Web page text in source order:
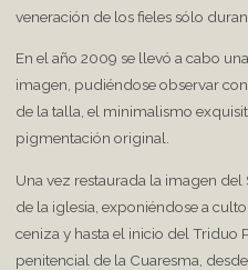
veneración de los fieles sólo
En el año 2009 se llevó a cabo
imagen, pudiéndose observar
de la talla, el minimalismo
pigmentación original.
Una vez restaurada la imagen del
de la iglesia, exponiéndose a
ceniza y hasta el inicio del Triduo
penitencial de la Cuaresma,